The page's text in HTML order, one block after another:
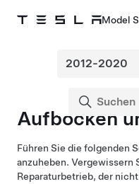
Model
Aufbocken
Führen Sie die folgenden
anzuheben. Vergewissern
Reparaturbetrieb, der